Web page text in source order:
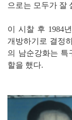
으로는 모두가 잘
이 시찰 후 1984
개방하기로 결정
의 남순강화는 특
할을 했다.